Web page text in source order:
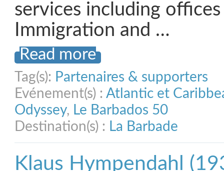
services including
Immigration and …
Read more
Tag(s): Partenaires & supporters
Evénement(s) : Atlantic et
Odyssey, Le Barbados 50
Destination(s) : La Barbade
Klaus Hympendahl